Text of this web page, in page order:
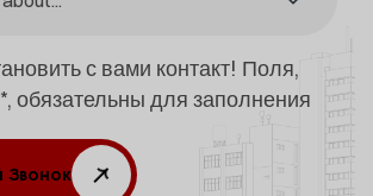
с вами контакт! Поля,
обязательны для заполнения
Звонок